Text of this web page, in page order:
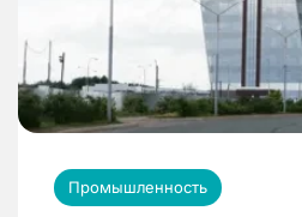
Промышленность